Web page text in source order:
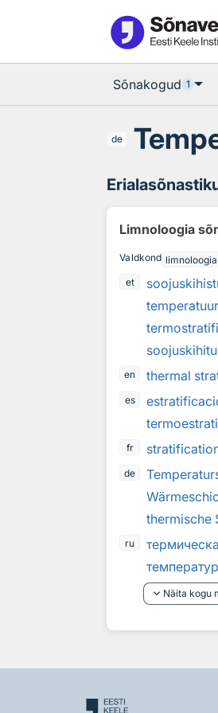
Sõnakogud 1
de
Limnoloogia
Valdkond limnoloogia
et
en thermal
es
fr
de
thermische
ru
keyboard_arrow_down Näita kogu